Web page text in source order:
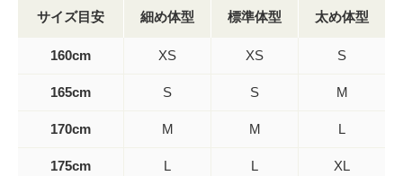
サイズ目安 細め体型 標準体型 太め体型
160cm XS XS S
165cm S S M
170cm M M L
175cm L L XL